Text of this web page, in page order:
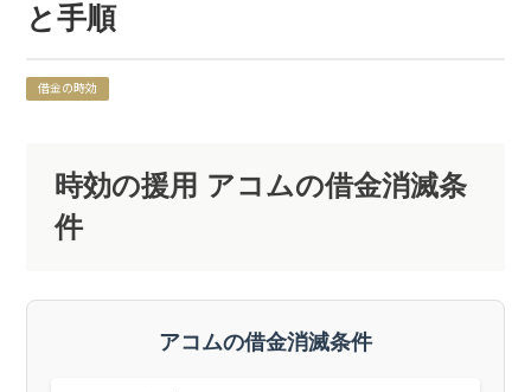
と手順
借金の時効
時効の援用 アコムの借金消滅条
件
アコムの借金消滅条件